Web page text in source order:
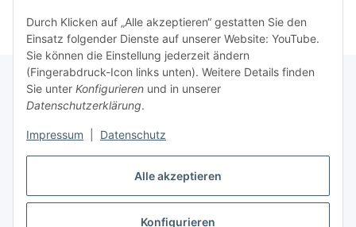
Alle akzeptieren
Konfigurieren
Durch Klicken auf „Alle akzeptieren“ gestatten Sie den
Einsatz folgender Dienste auf unserer Website: YouTube.
Sie können die Einstellung jederzeit ändern
(Fingerabdruck-Icon links unten). Weitere Details finden
Sie unter Konfigurieren und in unserer
Datenschutzerklärung.
Impressum Datenschutz
Gesetzliche Informationen
Vertrag widerrufen